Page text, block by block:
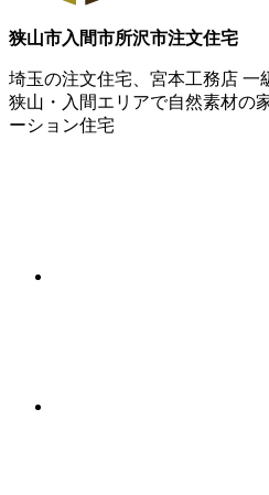
狭山市入間市所沢市注文住宅
埼玉の注文住宅、宮本工務店 一
狭山・入間エリアで自然素材の
ーション住宅